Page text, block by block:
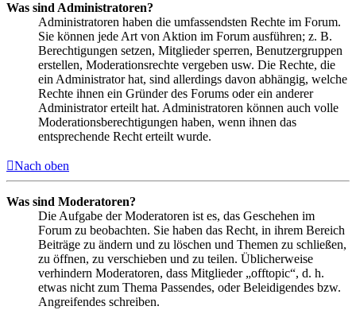
Was sind Administratoren?
Administratoren haben die umfassendsten Rechte im Forum.
Sie können jede Art von Aktion im Forum ausführen; z. B.
Berechtigungen setzen, Mitglieder sperren, Benutzergruppen
erstellen, Moderationsrechte vergeben usw. Die Rechte, die
ein Administrator hat, sind allerdings davon abhängig, welche
Rechte ihnen ein Gründer des Forums oder ein anderer
Administrator erteilt hat. Administratoren können auch volle
Moderationsberechtigungen haben, wenn ihnen das
entsprechende Recht erteilt wurde.
Nach oben
Was sind Moderatoren?
Die Aufgabe der Moderatoren ist es, das Geschehen im
Forum zu beobachten. Sie haben das Recht, in ihrem Bereich
Beiträge zu ändern und zu löschen und Themen zu schließen,
zu öffnen, zu verschieben und zu teilen. Üblicherweise
verhindern Moderatoren, dass Mitglieder „offtopic“, d. h.
etwas nicht zum Thema Passendes, oder Beleidigendes bzw.
Angreifendes schreiben.